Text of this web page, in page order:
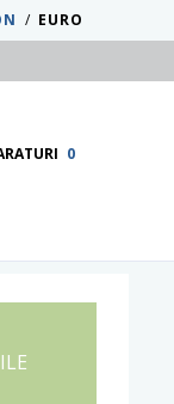
/ EURO
0